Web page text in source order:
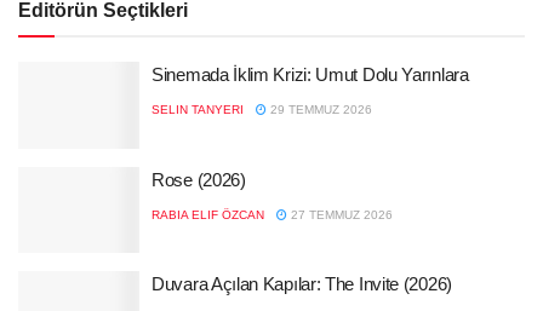
Editörün Seçtikleri
Sinemada İklim Krizi: Umut Dolu Yarınlara
SELIN TANYERI 29 TEMMUZ 2026
Rose (2026)
RABIA ELIF ÖZCAN 27 TEMMUZ 2026
Duvara Açılan Kapılar: The Invite (2026)